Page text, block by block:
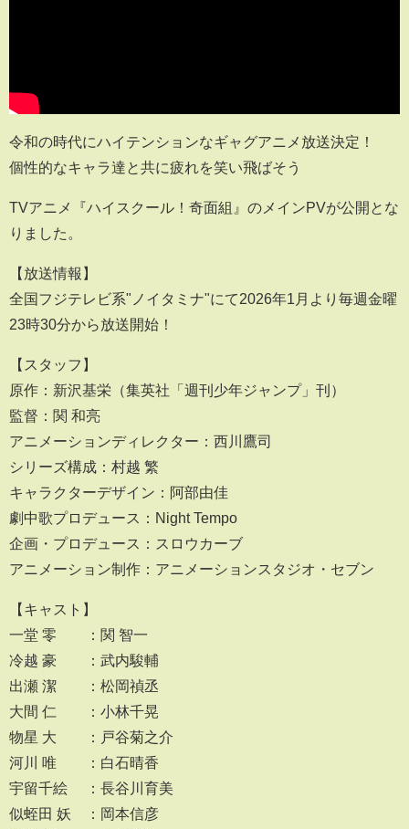
令和の時代にハイテンションなギャグアニメ放送決定！
個性的なキャラ達と共に疲れを笑い飛ばそう
TVアニメ『ハイスクール！奇面組』のメインPVが公開とな
りました。
【放送情報】
全国フジテレビ系"ノイタミナ"にて2026年1月より毎週金曜
23時30分から放送開始！
【スタッフ】
原作：新沢基栄（集英社「週刊少年ジャンプ」刊）
監督：関 和亮
アニメーションディレクター：西川鷹司
シリーズ構成：村越 繁
キャラクターデザイン：阿部由佳
劇中歌プロデュース：Night Tempo
企画・プロデュース：スロウカーブ
アニメーション制作：アニメーションスタジオ・セブン
【キャスト】
一堂 零 ：関 智一
冷越 豪 ：武内駿輔
出瀬 潔 ：松岡禎丞
大間 仁 ：小林千晃
物星 大 ：戸谷菊之介
河川 唯 ：白石晴香
宇留千絵 ：長谷川育美
似蛭田 妖 ：岡本信彦